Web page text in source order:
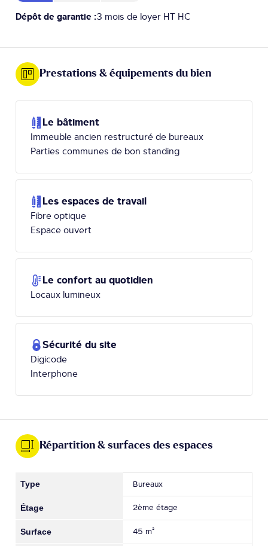
Dépôt de garantie :3 mois de loyer HT HC
Prestations & équipements du bien
Le bâtiment
Immeuble ancien restructuré de bureaux
Parties communes de bon standing
Les espaces de travail
Fibre optique
Espace ouvert
Le confort au quotidien
Locaux lumineux
Sécurité du site
Digicode
Interphone
Répartition & surfaces des espaces
Bureaux
2ème étage
45 m²